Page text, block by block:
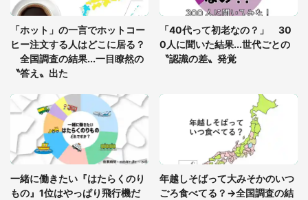
「ゾワゾワする」「本当に気持ち悪い」 道端でバ
グっちゃってた〝野生の野菜〟に6.5万人戦慄
「ホット」の一言でホットコー
ヒー注文する人はどこに居る？
全国調査の結果...一目瞭然の
〝答え〟出た
「40代って初老なの？」 30
0人に聞いた結果...世代ごとの
〝認識の差〟発覚
一緒に働きたい『はたらくのり
もの』1位はやっぱり飛行機だ
年越しそばって大みそかのいつ
ごろ食べてる？→全国調査の結